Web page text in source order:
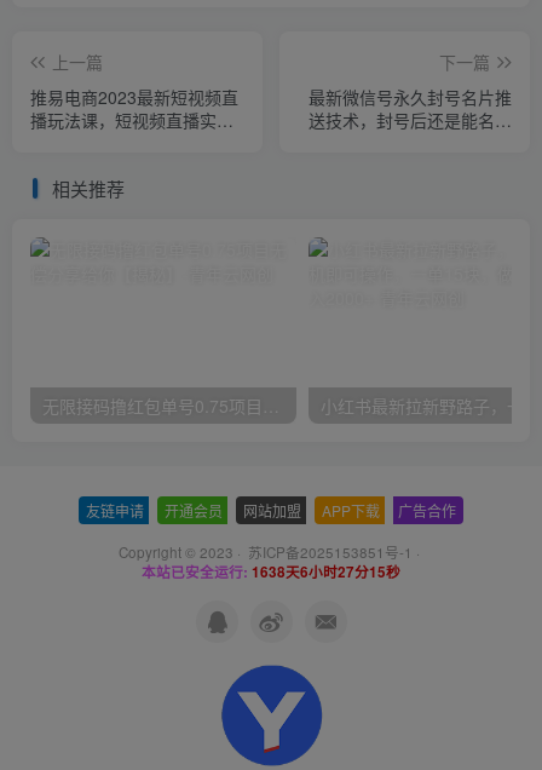
上一篇
推易电商2023最新短视频直
播玩法课，短视频直播实
下一篇
最新微信号永久封号名片推
送技术，封号后还是能名片
相关推荐
无限接码撸红包单号0.75项目无偿分享给你【揭秘】
友链申请 开通会员 网站加盟 APP下载 广告合作
Copyright © 2023 · 苏ICP备2025153851号-1 ·
本站已安全运行: 1638天6小时27分16秒